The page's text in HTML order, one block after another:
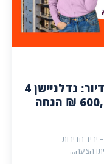
ההזדמנות של השנה בשוק הדיור: נדלניישן 4
מבית יד2 יוצא לדרך. עד 600,000 ₪ הנחה
תוכן שיווקי | תמונה להמחשה בלבדנדלניישן 4 – יריד הדירות